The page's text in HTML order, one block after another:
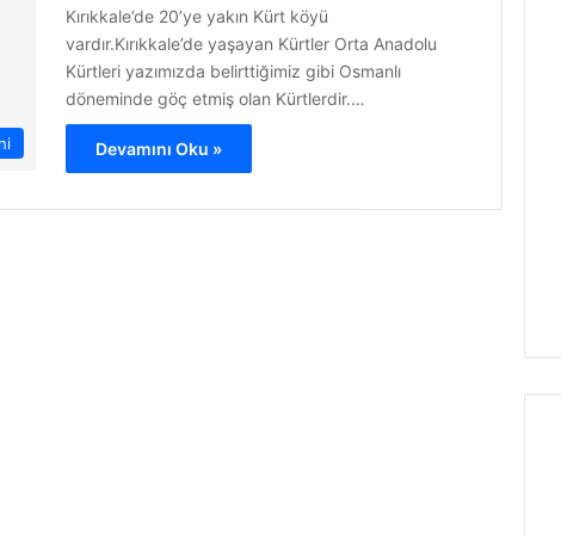
Kırıkkale’de 20’ye yakın Kürt köyü
vardır.Kırıkkale’de yaşayan Kürtler Orta Anadolu
Kürtleri yazımızda belirttiğimiz gibi Osmanlı
döneminde göç etmiş olan Kürtlerdir.…
Devamını Oku »